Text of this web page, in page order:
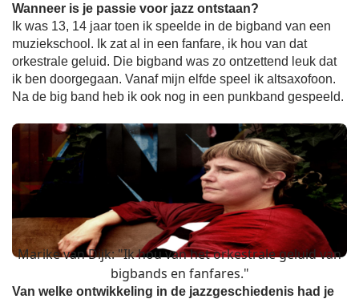
Wanneer is je passie voor jazz ontstaan?
Ik was 13, 14 jaar toen ik speelde in de bigband van een
muziekschool. Ik zat al in een fanfare, ik hou van dat
orkestrale geluid. Die bigband was zo ontzettend leuk dat
ik ben doorgegaan. Vanaf mijn elfde speel ik altsaxofoon.
Na de big band heb ik ook nog in een punkband gespeeld.
Marike van Dijk: "Ik hou van het orkestrale geluid van
bigbands en fanfares."
Van welke ontwikkeling in de jazzgeschiedenis had je